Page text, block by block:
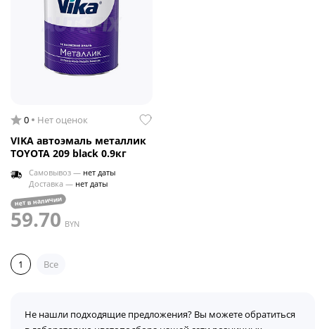
0 Нет оценок
VIKA автоэмаль металлик
TOYOTA 209 black 0.9кг
Самовывоз — нет даты
Доставка — нет даты
нет в наличии
59.70 BYN
1 Все
Не нашли подходящие предложения? Вы можете обратиться